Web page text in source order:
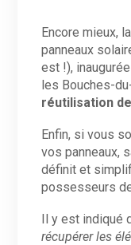
Encore mieux,
panneaux
est !),
les Bouches-
réutilisation
Enfin, si vous
vos panneaux,
définit et
possesseurs
Il y est indiqué
récupérer les